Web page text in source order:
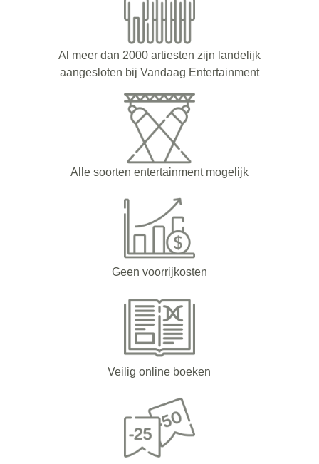
Al meer dan 2000 artiesten zijn landelijk
aangesloten bij Vandaag Entertainment
Alle soorten entertainment mogelijk
Geen voorrijkosten
Veilig online boeken